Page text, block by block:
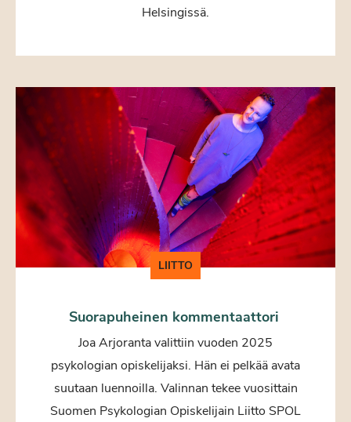
Helsingissä.
LIITTO
Suorapuheinen kommentaattori
Joa Arjoranta valittiin vuoden 2025
psykologian opiskelijaksi. Hän ei pelkää avata
suutaan luennoilla. Valinnan tekee vuosittain
Suomen Psykologian Opiskelijain Liitto SPOL